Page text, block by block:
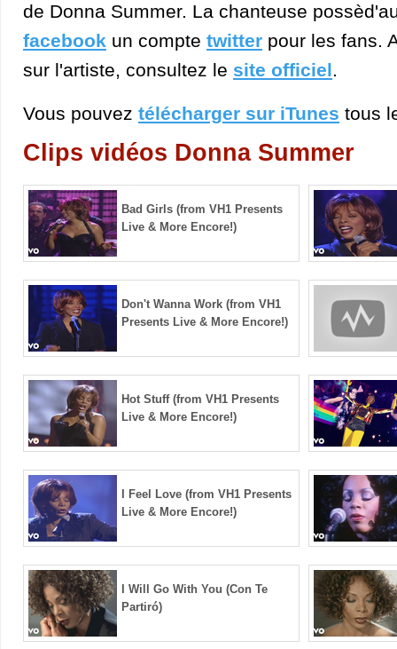
de Donna Summer. La chanteuse
facebook un compte twitter pour les fans.
sur l'artiste, consultez le site officiel.
Vous pouvez télécharger sur iTunes tous
Clips vidéos Donna Summer
Bad Girls (from VH1 Presents
Live & More Encore!)
Don't Wanna Work (from VH1
Presents Live & More Encore!)
Hot Stuff (from VH1 Presents
Live & More Encore!)
I Feel Love (from VH1 Presents
Live & More Encore!)
I Will Go With You (Con Te
Partiró)